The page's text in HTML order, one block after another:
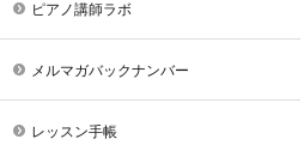
ピアノ講師ラボ
メルマガバックナンバー
レッスン手帳